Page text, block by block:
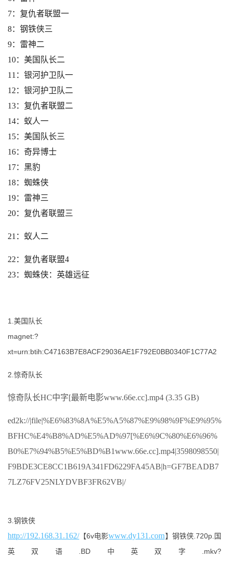
7：复仇者联盟一
8：钢铁侠三
9：雷神二
10：美国队长二
11：银河护卫队一
12：银河护卫队二
13：复仇者联盟二
14：蚁人一
15：美国队长三
16：奇异博士
17：黑豹
18：蜘蛛侠
19：雷神三
20：复仇者联盟三
21：蚁人二
22：复仇者联盟4
23：蜘蛛侠：英雄远征
1.美国队长
magnet:?
xt=urn:btih:C47163B7E8ACF29036AE1F792E0BB0340F1C77A2
2.惊奇队长
惊奇队长HC中字[最新电影www.66e.cc].mp4 (3.35 GB)
ed2k://|file|%E6%83%8A%E5%A5%87%E9%98%9F%E9%95%
BFHC%E4%B8%AD%E5%AD%97[%E6%9C%80%E6%96%
B0%E7%94%B5%E5%BD%B1www.66e.cc].mp4|3598098550|
F9BDE3CE8CC1B619A341FD6229FA45AB|h=GF7BEADB7
7LZ76FV25NLYDVBF3FR62VB|/
3.钢铁侠
http://192.168.31.162/ 【6v电影www.dy131.com】钢铁侠.720p.国
英双语.BD中英双字.mkv?